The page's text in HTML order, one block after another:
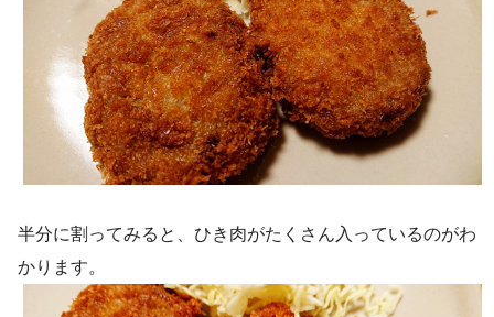
半分に割ってみると、ひき肉がたくさん入っているのがわ
かります。